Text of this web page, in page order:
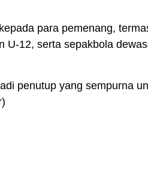
para pemenang,
U-12, serta sepakbola
penutup yang sempurna